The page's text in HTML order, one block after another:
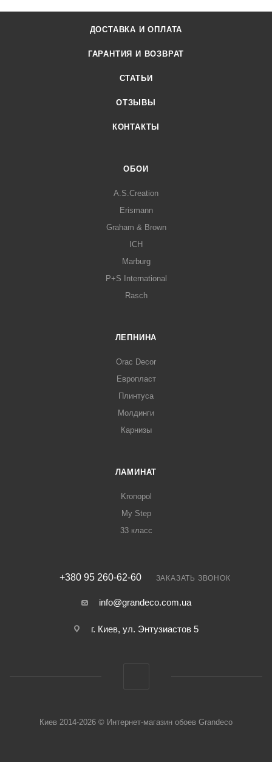
ДОСТАВКА И ОПЛАТА
ГАРАНТИЯ И ВОЗВРАТ
СТАТЬИ
ОТЗЫВЫ
КОНТАКТЫ
ОБОИ
A.S.Creation
Erismann
Graham & Brown
ICH
Marburg
P+S International
Rasch
ЛЕПНИНА
Orac Decor
Европласт
Плинтуса
Молдинги
Карнизы
ЛАМИНАТ
Kronopol
My Step
33 класс
+380 95 260-62-60 ЗАКАЗАТЬ ЗВОНОК
info@grandeco.com.ua
г. Киев, ул. Энтузиастов 5
Киев 2014-2026 © Интернет-магазин обоев Grandeco